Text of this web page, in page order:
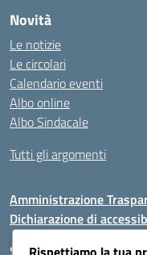
Novità
Le notizie
Le circolari
Calendario eventi
Albo online
Albo Sindacale
Tutti gli argomenti
Amministrazione
Dichiarazione di
Seguici su: